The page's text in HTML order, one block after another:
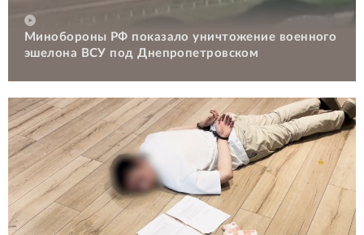
Минобороны РФ показало уничтожение военного
эшелона ВСУ под Днепропетровском